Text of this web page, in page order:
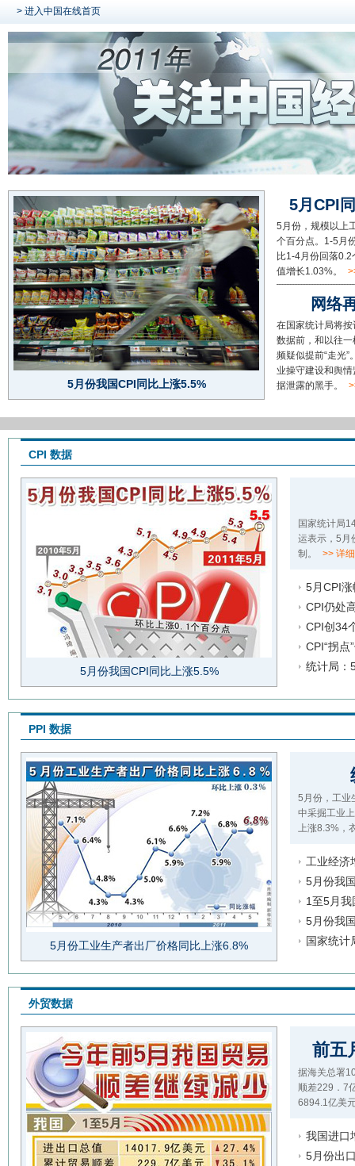
> 进入中国在线首页
5月份我国CPI同比上涨5.5%
5月CPI
5月份，规模以上
个百分点。1-5月
比1-4月份回落
值增长1.03%。
网络
在国家统计局将
数据前，和以往
频疑似提前“走光
业操守建设和舆情
据泄露的黑手。
CPI 数据
5月份我国CPI同比上涨5.5%
国家统计局
运表示，5月
制。
>> 详细
5月CPI
CPI仍处
CPI创34
CPI“拐点
统计局：
PPI 数据
5月份工业生产者出厂价格同比上涨6.8%
5月份，工业
中采掘工业
上涨8.3%，
工业经济
5月份我
1至5月
5月份我
国家统计
外贸数据
前五
据海关总署
顺差229．7
6894.1亿美
我国进口
5月份出